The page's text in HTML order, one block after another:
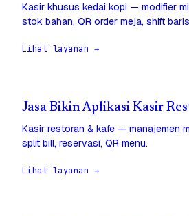
Kasir khusus kedai kopi — modifier
stok bahan, QR order meja, shift
Lihat layanan →
Jasa Bikin Aplikasi Kasir
Kasir restoran & kafe — manajemen
split bill, reservasi, QR menu.
Lihat layanan →